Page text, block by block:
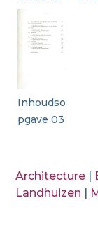
Inhoudso
pgave 03
Architecture |
Landhuizen |